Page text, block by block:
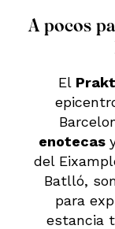
A pocos
El
enotecas
del
Batlló,
para
estancia